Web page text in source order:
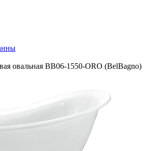
овальная BB06-1550-ORO (BelBagno)